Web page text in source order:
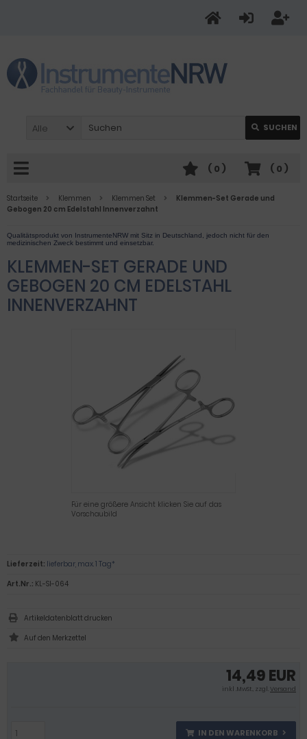
Alle SUCHEN
( 0 )
( 0 )
Startseite Klemmen Klemmen Set
Klemmen-Set Gerade und
Gebogen 20 cm Edelstahl Innenverzahnt
KLEMMEN-SET GERADE UND
GEBOGEN 20 CM EDELSTAHL
INNENVERZAHNT
Für eine größere Ansicht klicken Sie auf das
Vorschaubild
14,49 EUR
inkl .MwSt., zzgl.Versand
IN DEN WARENKORB
Lieferzeit: lieferbar, max. 1 Tag*
Art.Nr.: KL-SI-064
Artikeldatenblatt drucken